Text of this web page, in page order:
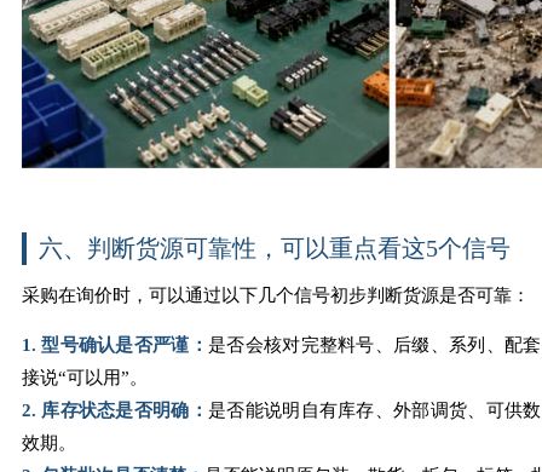
六、判断货源可靠性，可以重点看这5个信号
采购在询价时，可以通过以下几个信号初步判断货源是否可靠：
1. 型号确认是否严谨： 是否会核对完整料号、后缀、系列、配
接说“可以用”。
2. 库存状态是否明确： 是否能说明自有库存、外部调货、可供
效期。